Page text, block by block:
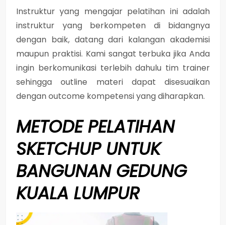
Instruktur yang mengajar pelatihan ini adalah
instruktur yang berkompeten di bidangnya
dengan baik, datang dari kalangan akademisi
maupun praktisi. Kami sangat terbuka jika Anda
ingin berkomunikasi terlebih dahulu tim trainer
sehingga outline materi dapat disesuaikan
dengan outcome kompetensi yang diharapkan.
METODEPELATIHAN
SKETCHUP UNTUK
BANGUNAN GEDUNG
KUALA LUMPUR